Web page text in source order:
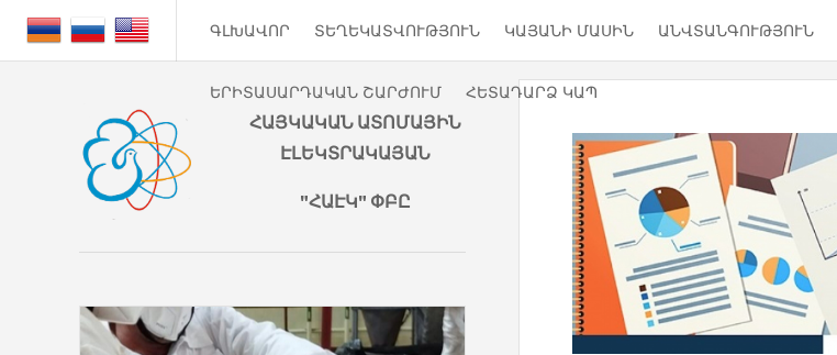
ԳԼԽԱՎՈՐ ՏԵՂԵԿԱՏՎՈՒԹՅՈՒՆ ԿԱՅԱՆԻ ՄԱՍԻՆ ԱՆՎՏԱՆԳՈՒԹՅՈՒՆ
ԵՐԻՏԱՍԱՐԴԱԿԱՆ ՇԱՐԺՈՒՄ ՀԵՏԱԴԱՐՁ ԿԱՊ
ՀԱՅԿԱԿԱՆ ԱՏՈՄԱՅԻՆ
ԷԼԵԿՏՐԱԿԱՅԱՆ
"ՀԱԷԿ" ՓԲԸ